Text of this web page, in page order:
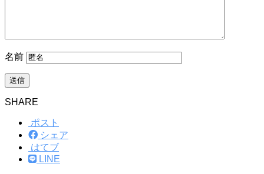
名前
SHARE
ポスト
シェア
はてブ
LINE